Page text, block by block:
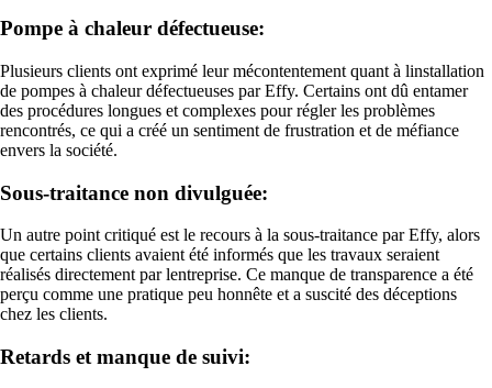
Pompe à chaleur défectueuse:
Plusieurs clients ont exprimé leur mécontentement quant à linstallation
de pompes à chaleur défectueuses par Effy. Certains ont dû entamer
des procédures longues et complexes pour régler les problèmes
rencontrés, ce qui a créé un sentiment de frustration et de méfiance
envers la société.
Sous-traitance non divulguée:
Un autre point critiqué est le recours à la sous-traitance par Effy, alors
que certains clients avaient été informés que les travaux seraient
réalisés directement par lentreprise. Ce manque de transparence a été
perçu comme une pratique peu honnête et a suscité des déceptions
chez les clients.
Retards et manque de suivi: